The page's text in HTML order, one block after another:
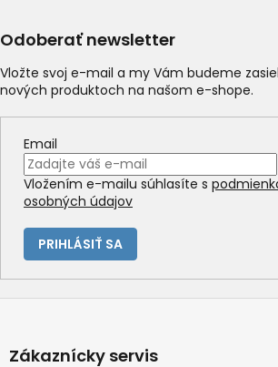
Odoberať newsletter
Vložte svoj e-mail a my Vám budeme
nových produktoch na našom e-shope.
Email
Vložením e-mailu súhlasíte s
osobných údajov
PRIHLÁSIŤ SA
pZákaznícky servis